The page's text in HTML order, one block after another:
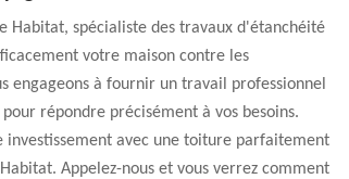
Habitat, spécialiste des travaux d'étanchéité
votre maison contre les
engageons à fournir un travail professionnel
répondre précisément à vos besoins.
investissement avec une toiture parfaitement
Appelez-nous et vous verrez comment